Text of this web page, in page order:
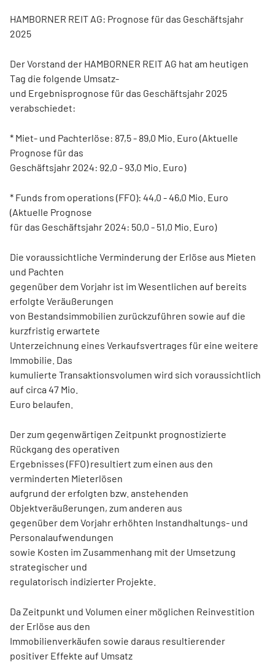
HAMBORNER REIT AG: Prognose für das Geschäftsjahr
2025
Der Vorstand der HAMBORNER REIT AG hat am heutigen
Tag die folgende Umsatz-
und Ergebnisprognose für das Geschäftsjahr 2025
verabschiedet:
* Miet- und Pachterlöse: 87,5 - 89,0 Mio. Euro (Aktuelle
Prognose für das
Geschäftsjahr 2024: 92,0 - 93,0 Mio. Euro)
* Funds from operations (FFO): 44,0 - 46,0 Mio. Euro
(Aktuelle Prognose
für das Geschäftsjahr 2024: 50,0 - 51,0 Mio. Euro)
Die voraussichtliche Verminderung der Erlöse aus Mieten
und Pachten
gegenüber dem Vorjahr ist im Wesentlichen auf bereits
erfolgte Veräußerungen
von Bestandsimmobilien zurückzuführen sowie auf die
kurzfristig erwartete
Unterzeichnung eines Verkaufsvertrages für eine weitere
Immobilie. Das
kumulierte Transaktionsvolumen wird sich voraussichtlich
auf circa 47 Mio.
Euro belaufen.
Der zum gegenwärtigen Zeitpunkt prognostizierte
Rückgang des operativen
Ergebnisses (FFO) resultiert zum einen aus den
verminderten Mieterlösen
aufgrund der erfolgten bzw. anstehenden
Objektveräußerungen, zum anderen aus
gegenüber dem Vorjahr erhöhten Instandhaltungs- und
Personalaufwendungen
sowie Kosten im Zusammenhang mit der Umsetzung
strategischer und
regulatorisch indizierter Projekte.
Da Zeitpunkt und Volumen einer möglichen Reinvestition
der Erlöse aus den
Immobilienverkäufen sowie daraus resultierender
positiver Effekte auf Umsatz